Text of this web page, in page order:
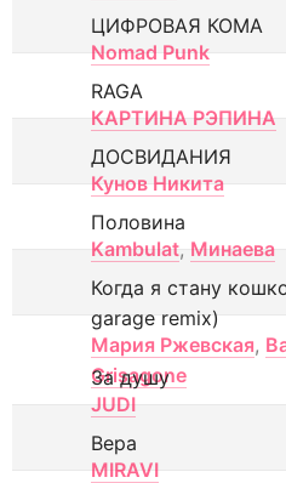
ЦИФРОВАЯ КОМА
Nomad Punk
RAGA
КАРТИНА РЭПИНА
ДОСВИДАНИЯ
Кунов Никита
Половина
Kambulat, Минаева
Когда я стану
garage remix)
Мария Ржевская,
Grisagone
За душу
JUDI
Вера
MIRAVI